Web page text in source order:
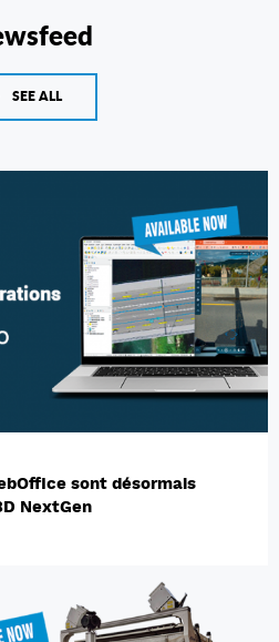
SEE ALL
sont désormais
NextGen